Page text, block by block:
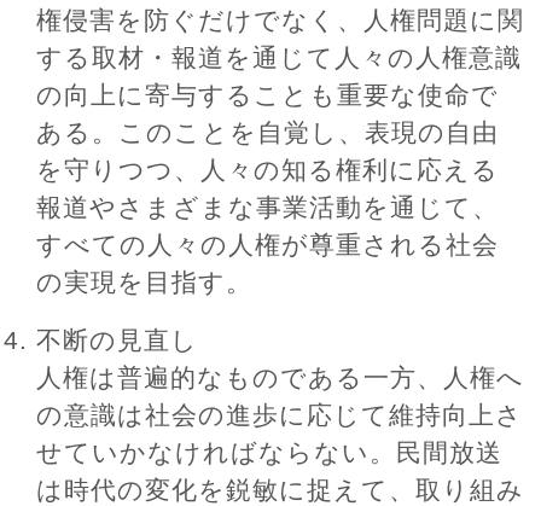
権侵害を防ぐだけでなく、人権問題に関
する取材・報道を通じて人々の人権意識
の向上に寄与することも重要な使命で
ある。このことを自覚し、表現の自由
を守りつつ、人々の知る権利に応える
報道やさまざまな事業活動を通じて、
すべての人々の人権が尊重される社会
の実現を目指す。
不断の見直し
人権は普遍的なものである一方、人権へ
の意識は社会の進歩に応じて維持向上さ
せていかなければならない。民間放送
は時代の変化を鋭敏に捉えて、取り組み